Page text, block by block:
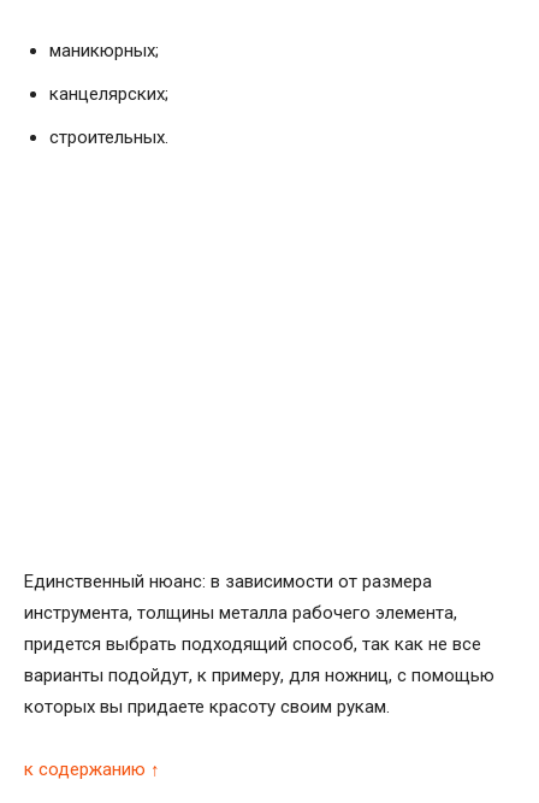
маникюрных;
канцелярских;
строительных.
Единственный нюанс: в зависимости от размера
инструмента, толщины металла рабочего элемента,
придется выбрать подходящий способ, так как не все
варианты подойдут, к примеру, для ножниц, с помощью
которых вы придаете красоту своим рукам.
к содержанию ↑